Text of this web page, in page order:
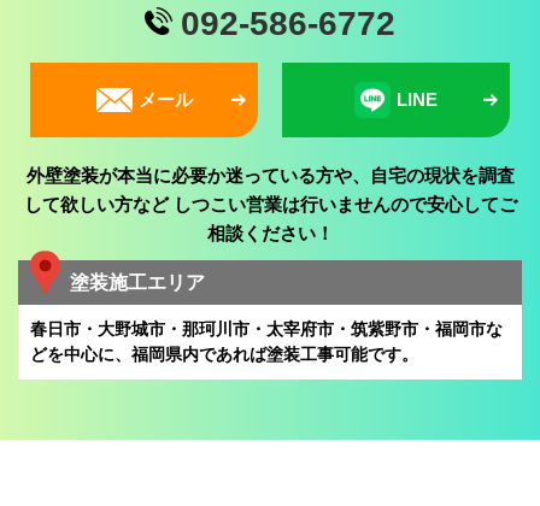
092-586-6772
メール LINE
外壁塗装が本当に必要か迷っている方や、自宅の現状を調査
して欲しい方などしつこい営業は行いませんので安心してご
相談ください！
塗装施工エリア
春日市・大野城市・那珂川市・太宰府市・筑紫野市・福岡市な
どを中心に、 福岡県内であれば塗装工事可能です。